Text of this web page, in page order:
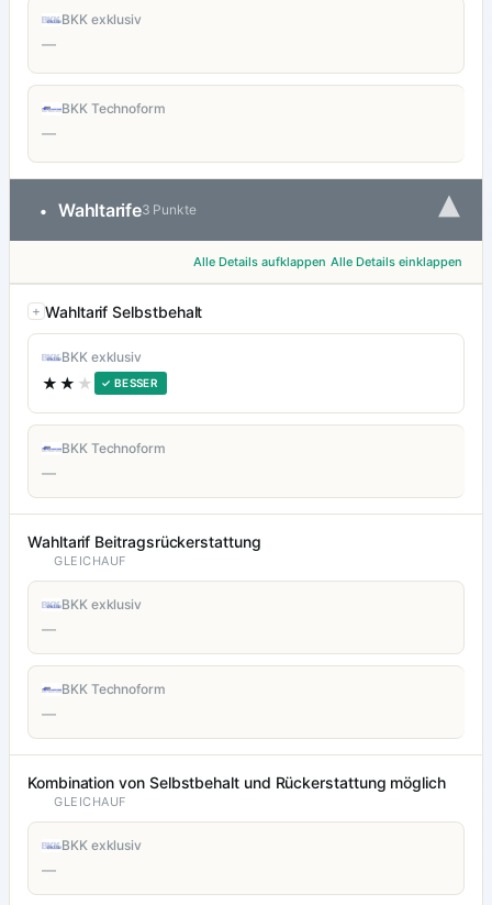
BKK exklusiv
—
BKK Technoform
—
• Wahltarife3 Punkte ▾
Alle Details aufklappen Alle Details einklappen
Wahltarif Selbstbehalt
BKK exklusiv
★★ ★ ✓ BESSER
BKK Technoform
—
Wahltarif Beitragsrückerstattung
GLEICHAUF
BKK exklusiv
—
BKK Technoform
—
Kombination von Selbstbehalt und Rückerstattung möglich
GLEICHAUF
BKK exklusiv
—